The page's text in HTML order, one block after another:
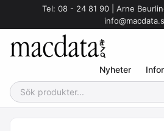
Tel: 08 - 24 81 90 | Arne
Nyheter